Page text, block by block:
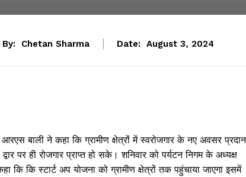
By: Chetan Sharma Date: August 3, 2024
बाली ने कहा कि ग्रामीण क्षेत्रों में स्वरोजगार के नए अवसर प्रदान
पर ही रोजगार प्राप्त हो सके। शनिवार को पर्यटन निगम के अध्यक्ष
कि स्टार्ट अप योजना को ग्रामीण क्षेत्रों तक पहुंचाया जाएगा इसमें